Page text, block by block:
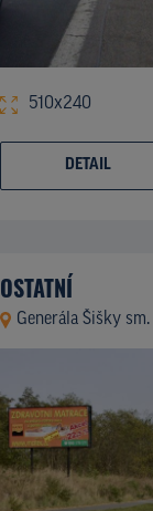
510x240
DETAIL
OSTATNÍ
Generála Šišky